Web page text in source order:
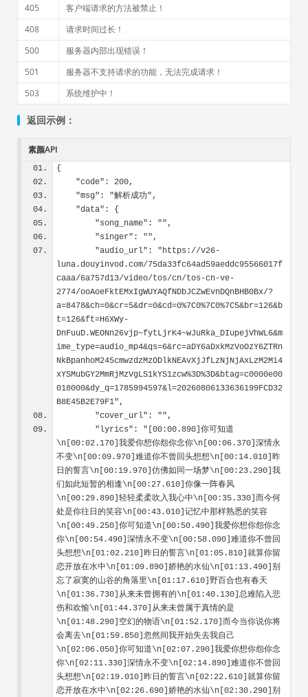
405
客户端请求的方法被禁止！
408
请求时间过长！
500
服务器内部出现错误！
501
服务器不支持请求的功能，无法完成请求！
503
系统维护中！
返回示例：
素颜API
{
    "code": 200,
    "msg": "解析成功",
    "data": {
        "song_name": "",
        "singer": "",
luna.douyinvod.com/75da33fc64ad59aeddc95566017f
caaa/6a757d13/video/tos/cn/tos-cn-ve-
2774/ooAoeFktEMxIgWUYAQfNDbJCZwEvnDQnBHB0Bx/?
a=8478&ch=0&cr=5&dr=0&cd=0%7C0%7C0%7C5&br=126&b
t=126&ft=H6XWy-
DnFuuD.WEONn26vjp~fytLjrK4~wJuRka_DIupejVhWL6&m
ime_type=audio_mp4&qs=6&rc=aDY6aDxkMzVoOzY6ZTRn
NkBpanhoM245cmwzdzMzODlkNEAvXjJfLzNjNjAxLzM2Mi4
xYSMubGY2MmRjMzVgLS1kYS1zcw%3D%3D&btag=c0000e00
018000&dy_q=1785994597&l=20260806133636199FCD32
B8E45B2E79F1",
        "cover_url": "",
\n[00:02.170]我爱你想你怨你念你\n[00:06.370]深情永
不变\n[00:09.970]难道你不曾回头想想\n[00:14.010]昨
日的誓言\n[00:19.970]仿佛如同一场梦\n[00:23.290]我
们如此短暂的相逢\n[00:27.610]你像一阵春风
\n[00:29.890]轻轻柔柔吹入我心中\n[00:35.330]而今何
处是你往日的笑容\n[00:43.010]记忆中那样熟悉的笑容
\n[00:49.250]你可知道\n[00:50.490]我爱你想你怨你念
你\n[00:54.490]深情永不变\n[00:58.090]难道你不曾回
头想想\n[01:02.210]昨日的誓言\n[01:05.810]就算你留
恋开放在水中\n[01:09.890]娇艳的水仙\n[01:13.490]别
忘了寂寞的山谷的角落里\n[01:17.610]野百合也有春天
\n[01:36.730]从来未曾拥有的\n[01:40.130]总难陷入悲
伤和欢愉\n[01:44.370]从来未曾属于真情的是
\n[01:48.290]空幻的物语\n[01:52.170]而今当你说你将
会离去\n[01:59.850]忽然间我开始失去我自己
\n[02:06.050]你可知道\n[02:07.290]我爱你想你怨你念
你\n[02:11.330]深情永不变\n[02:14.890]难道你不曾回
头想想\n[02:19.010]昨日的誓言\n[02:22.610]就算你留
恋开放在水中\n[02:26.690]娇艳的水仙\n[02:30.290]别